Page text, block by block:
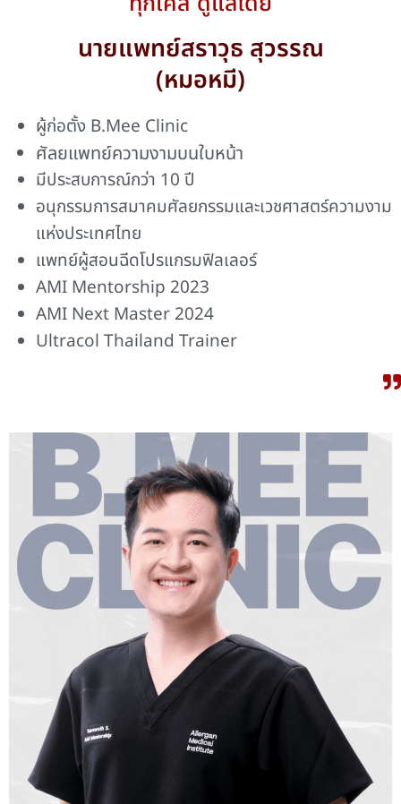
นายแพทย์สราวุธ สุวรรณ
(หมอหมี)
ผู้ก่อตั้ง B.Mee Clinic
ศัลยแพทย์ความงามบนใบหน้า
มีประสบการณ์กว่า 10 ปี
อนุกรรมการสมาคมศัลยกรรมและเวชศาสตร์ความงาม
แห่งประเทศไทย
แพทย์ผู้สอนฉีดโปรแกรมฟิลเลอร์
AMI Mentorship 2023
AMI Next Master 2024
Ultracol Thailand Trainer